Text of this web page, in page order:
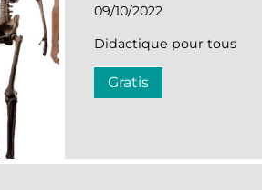
09/10/2022
Didactique pour tous
Gratis